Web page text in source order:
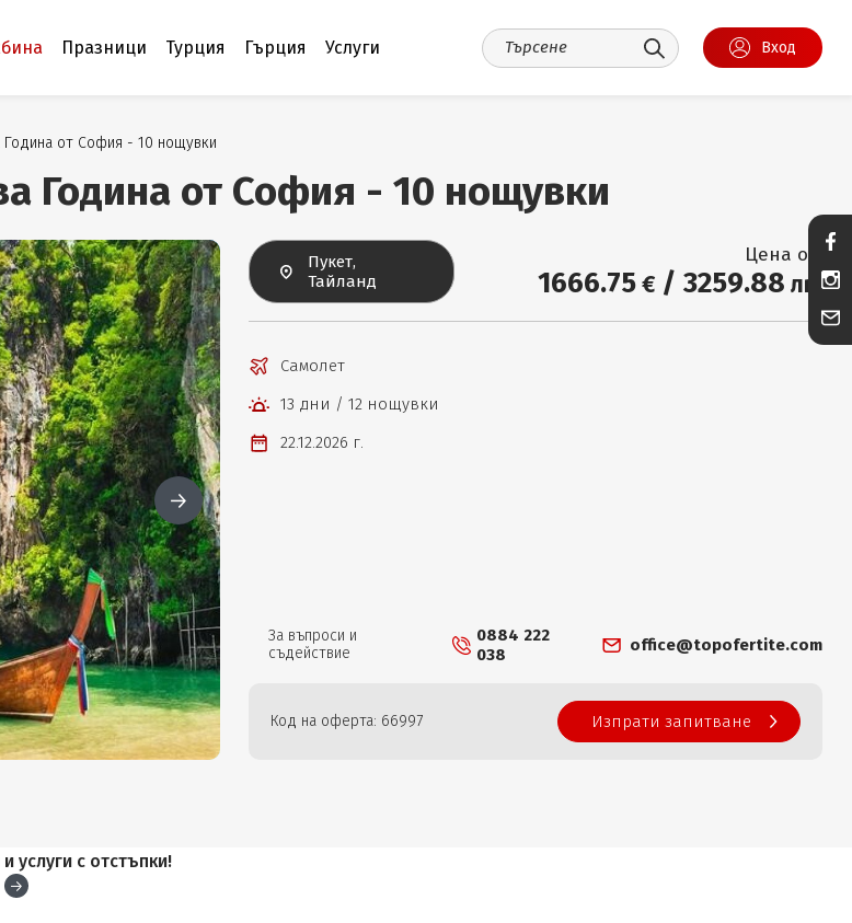
Празници Турция Гърция Услуги Вход
от София - 10 нощувки
Година от София - 10 нощувки
Пукет,
Тайланд
Цена от:
1666.75€ / 3259.88 лв.
Самолет
13 дни / 12 нощувки
22.12.2026 г.
За въпроси и
съдействие
0884 222
038
office@topofertite.com
Код на оферта: 66997 Изпрати запитване
услуги с отстъпки!